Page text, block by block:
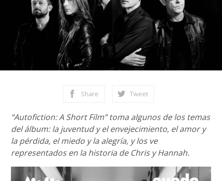
Share Tweet
“Autofiction: A Short Film” toma algunos de los temas
del álbum: la juventud y el envejecimiento, el amor y
la pérdida, el miedo y la alegría, y los ve
representados en la historia de Chris y Hannah.